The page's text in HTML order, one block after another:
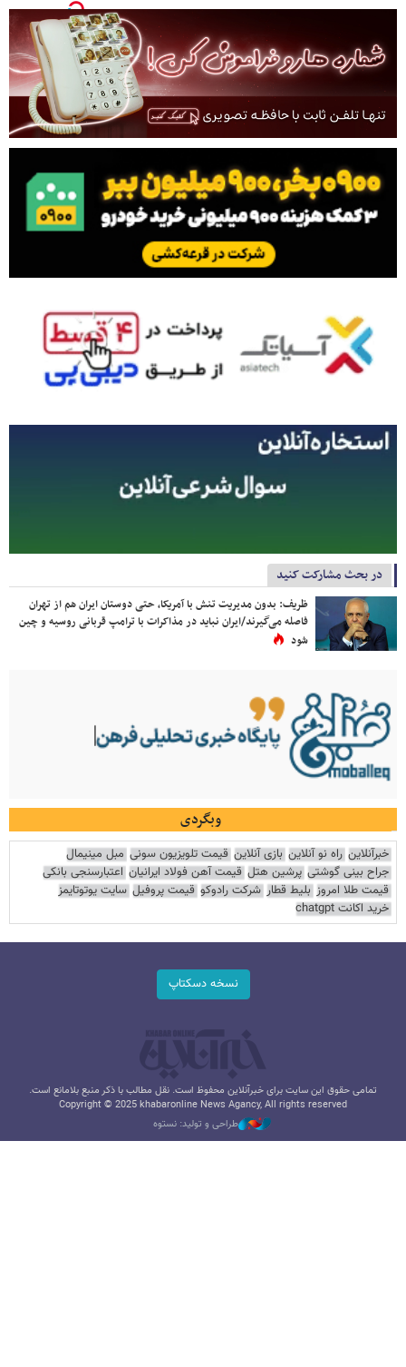
در بحث مشارکت کنید
ظریف: بدون مدیریت تنش با آمریکا، حتی دوستان ایران هم از تهران
فاصله می‌گیرند/ایران نباید در مذاکرات با ترامپ قربانی روسیه و چین
شود
وبگردی
خبرآنلاین راه نو آنلاین بازی آنلاین قیمت تلویزیون سونی مبل مینیمال
جراح بینی گوشتی پرشین هتل قیمت آهن فولاد ایرانیان اعتبارسنجی بانکی
قیمت طلا امروز بلیط قطار شرکت رادوکو قیمت پروفیل سایت یوتوتایمز
خرید اکانت chatgpt
نسخه دسکتاپ
تمامی حقوق این سایت برای خبرآنلاین محفوظ است. نقل مطالب با ذکر منبع بلامانع است.
Copyright © 2025 khabaronline News Agancy, All rights reserved
طراحی و تولید: نستوه